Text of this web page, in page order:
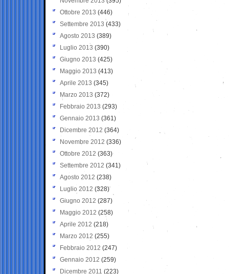
Ottobre 2013 (446)
Settembre 2013 (433)
Agosto 2013 (389)
Luglio 2013 (390)
Giugno 2013 (425)
Maggio 2013 (413)
Aprile 2013 (345)
Marzo 2013 (372)
Febbraio 2013 (293)
Gennaio 2013 (361)
Dicembre 2012 (364)
Novembre 2012 (336)
Ottobre 2012 (363)
Settembre 2012 (341)
Agosto 2012 (238)
Luglio 2012 (328)
Giugno 2012 (287)
Maggio 2012 (258)
Aprile 2012 (218)
Marzo 2012 (255)
Febbraio 2012 (247)
Gennaio 2012 (259)
Dicembre 2011 (223)